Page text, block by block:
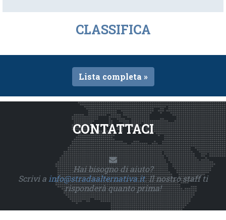
CLASSIFICA
Lista completa »
CONTATTACI
Hai bisogno di aiuto?
Scrivi a info@stradaalternativa.it. Il nostro staff ti
risponderà quanto prima!